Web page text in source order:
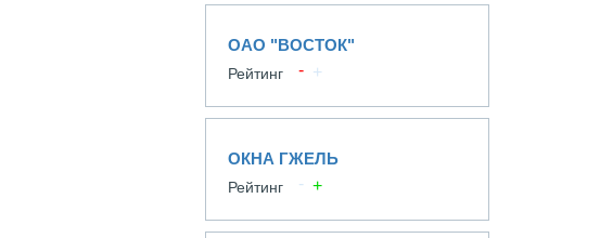
ОАО "ВОСТОК"
Рейтинг
ОКНА ГЖЕЛЬ
Рейтинг